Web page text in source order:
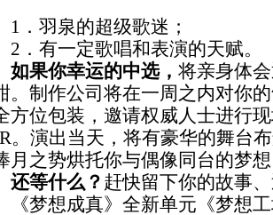
羽泉的超级歌迷；
有一定歌唱和表演的天赋。
如果你幸运的中选， 将亲身体
。制作公司将在一周之内对你
方位包装，邀请权威人士进行
。演出当天，将有豪华的舞台
月之势烘托你与偶像同台的梦
还等什么？ 赶快留下你的故事
想成真》全新单元《梦想工